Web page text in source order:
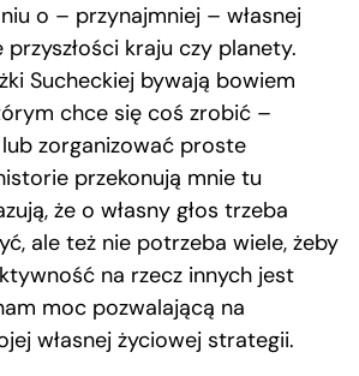
o – przynajmniej – własnej
przyszłości kraju czy planety.
Sucheckiej bywają bowiem
chce się coś zrobić –
zorganizować proste
przekonują mnie tu
że o własny głos trzeba
ale też nie potrzeba wiele, żeby
na rzecz innych jest
moc pozwalającą na
własnej życiowej strategii.